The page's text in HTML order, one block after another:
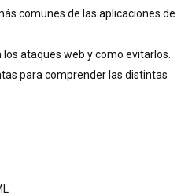
comunes de las aplicaciones de
ataques web y como evitarlos.
para comprender las distintas